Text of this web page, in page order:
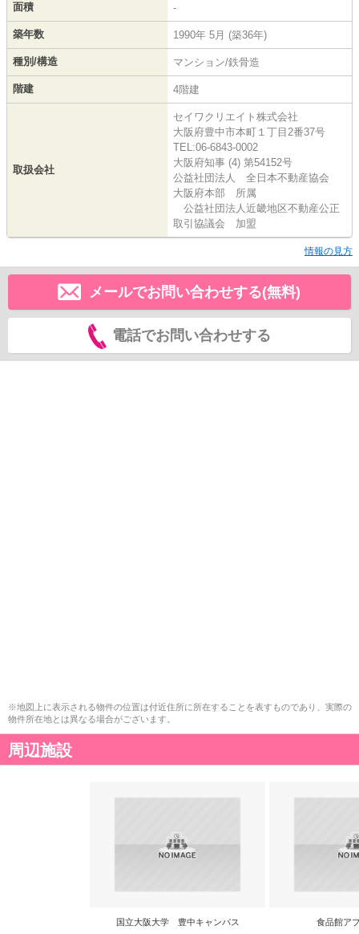
面積 -
築年数 1990年 5月 (築36年)
種別/構造 マンション/鉄骨造
階建 4階建
取扱会社
セイワクリエイト株式会社
大阪府豊中市本町１丁目2番37号
TEL:06-6843-0002
大阪府知事 (4) 第54152号
公益社団法人 全日本不動産協会
大阪府本部 所属
公益社団法人近畿地区不動産公正
取引協議会 加盟
情報の見方
メールでお問い合わせする(無料)
電話でお問い合わせする
※地図上に表示される物件の位置は付近住所に所在することを表すものであり、実際の
物件所在地とは異なる場合がございます。
周辺施設
国立大阪大学 豊中キャンパス 食品館ア